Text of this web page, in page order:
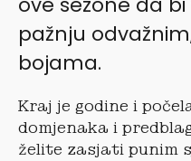
pažnju
bojama.
Kraj je godine i
domjenaka i
želite zasjati punim